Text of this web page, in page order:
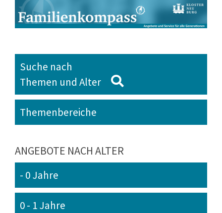
Suche nach
Themen und Alter
Themenbereiche
ANGEBOTE NACH ALTER
- 0 Jahre
0 - 1 Jahre